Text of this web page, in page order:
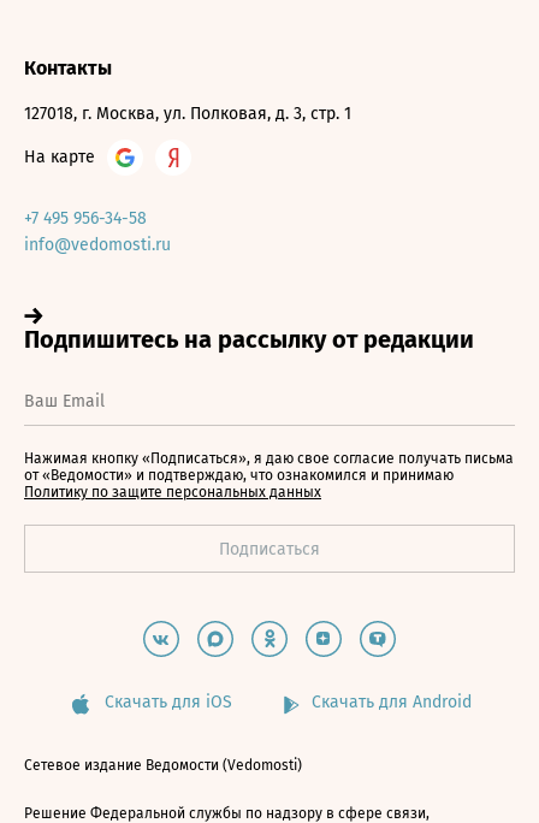
Контакты
127018, г. Москва, ул. Полковая, д. 3, стр. 1
На карте
+7 495 956-34-58
info@vedomosti.ru
Нажимая кнопку «Подписаться», я даю свое согласие получать письма
от «Ведомости» и подтверждаю, что ознакомился и принимаю
Политику по защите персональных данных
Скачать для iOS Скачать для Android
Сетевое издание Ведомости (Vedomosti)
Решение Федеральной службы по надзору в сфере связи,